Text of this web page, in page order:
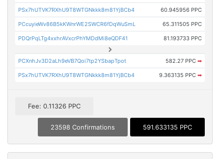
PSx7hUTVK7RXhU9T8WTGNkkk8m81YjBCb4 60.945956 PPC
PCcuyieWv86B5kKWnrWE2SWCR6fDqWuSmL 65.311505 PPC
PDQrPqLTg4xxhrAVxcrPhYMDdMi8eQDF41 81.193733 PPC
PCXnhJv3D2aLh9eVB7Qoi7tp2YSbapTpot 582.27 PPC ➡
PSx7hUTVK7RXhU9T8WTGNkkk8m81YjBCb4 9.363135 PPC ➡
Fee: 0.11326 PPC
23598 Confirmations 591.633135 PPC